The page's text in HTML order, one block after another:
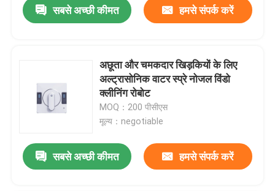
सबसे अच्छी कीमत हमसे संपर्क करें
अछूता और चमकदार खिड़कियों के लिए
अल्ट्रासोनिक वाटर स्प्रे नोजल विंडो
क्लीनिंग रोबोट
MOQ：200 पीसीएस
मूल्य：negotiable
सबसे अच्छी कीमत हमसे संपर्क करें